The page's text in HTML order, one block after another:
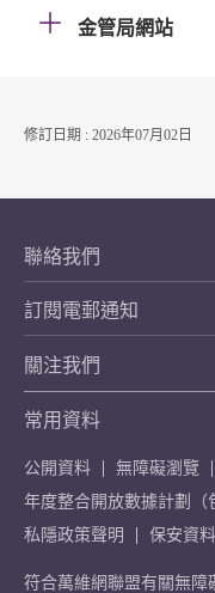
金管局網站
修訂日期 : 2026年07月02日
聯絡我們
訂閱電郵通知
關注我們
常用資料
公開資料
無障礙瀏覽
年度整合開放數據計劃（
私隱政策聲明
保安資料
符合萬維網聯盟有關無障